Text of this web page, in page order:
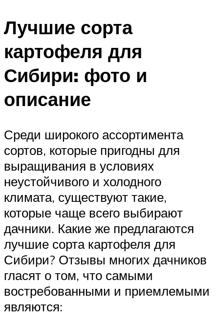
Лучшие сорта
картофеля для
Сибири: фото и
описание
Среди широкого ассортимента
сортов, которые пригодны для
выращивания в условиях
неустойчивого и холодного
климата, существуют такие,
которые чаще всего выбирают
дачники. Какие же предлагаются
лучшие сорта картофеля для
Сибири? Отзывы многих дачников
гласят о том, что самыми
востребованными и приемлемыми
являются: